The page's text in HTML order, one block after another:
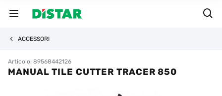
ACCESSORI
Articolo: 89568442126
MANUAL TILE CUTTER TRACER 850